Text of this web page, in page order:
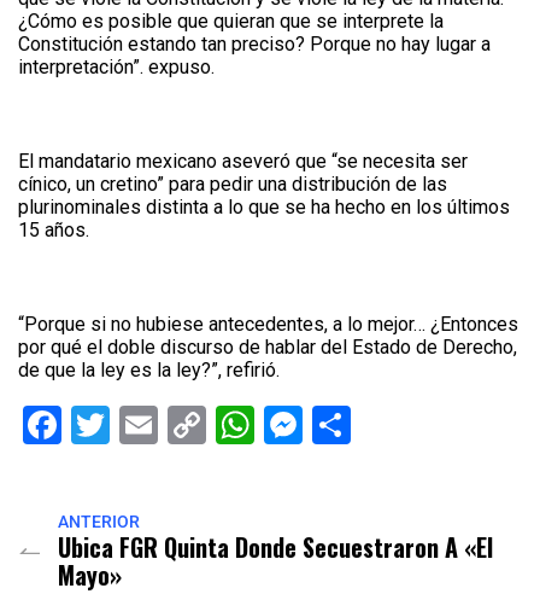
¿Cómo es posible que quieran que se interprete la
Constitución estando tan preciso? Porque no hay lugar a
interpretación”. expuso.
El mandatario mexicano aseveró que “se necesita ser
cínico, un cretino” para pedir una distribución de las
plurinominales distinta a lo que se ha hecho en los últimos
15 años.
“Porque si no hubiese antecedentes, a lo mejor… ¿Entonces
por qué el doble discurso de hablar del Estado de Derecho,
de que la ley es la ley?”, refirió.
Facebook
Twitter
EmailCopyWhatsApp
Messenger
ANTERIOR
Ubica FGR Quinta Donde Secuestraron A «El
Mayo»